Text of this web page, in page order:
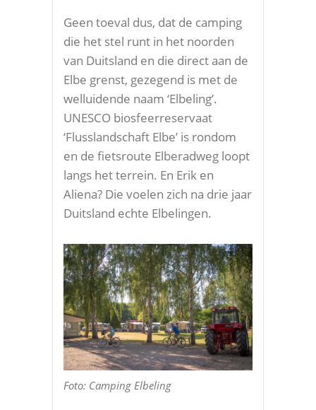
Geen toeval dus, dat de camping
die het stel runt in het noorden
van Duitsland en die direct aan de
Elbe grenst, gezegend is met de
welluidende naam ‘Elbeling’.
UNESCO biosfeerreservaat
‘Flusslandschaft Elbe’ is rondom
en de fietsroute Elberadweg loopt
langs het terrein. En Erik en
Aliena? Die voelen zich na drie jaar
Duitsland echte Elbelingen.
Foto: Camping Elbeling